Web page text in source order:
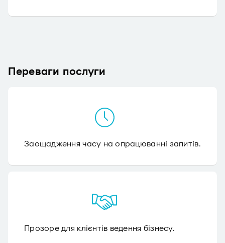
Переваги послуги
Заощадження часу на опрацюванні запитів.
Прозоре для клієнтів ведення бізнесу.